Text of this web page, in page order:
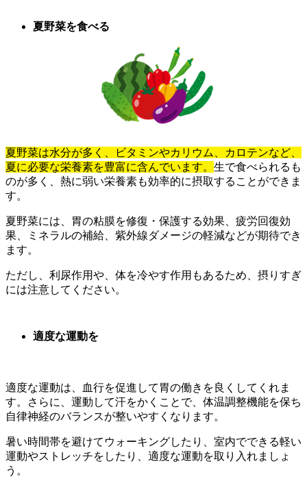
夏野菜を食べる
夏野菜は水分が多く、ビタミンやカリウム、カロテンなど、
夏に必要な栄養素を豊富に含んでいます。 生で食べられるも
のが多く、熱に弱い栄養素も効率的に摂取することができま
す。
夏野菜には、胃の粘膜を修復・保護する効果、疲労回復効
果、ミネラルの補給、紫外線ダメージの軽減などが期待でき
ます。
ただし、利尿作用や、体を冷やす作用もあるため、摂りすぎ
には注意してください。
適度な運動を
適度な運動は、血行を促進して胃の働きを良くしてくれま
す。さらに、運動して汗をかくことで、体温調整機能を保ち
自律神経のバランスが整いやすくなります。
暑い時間帯を避けてウォーキングしたり、室内でできる軽い
運動やストレッチをしたり、適度な運動を取り入れましょ
う。